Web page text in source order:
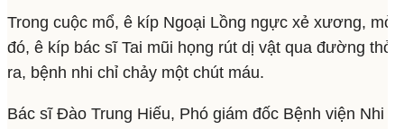
Trong cuộc mổ, ê kíp Ngoại Lồng ngực xẻ xương, mở
đó, ê kíp bác sĩ Tai mũi họng rút dị vật qua đường
ra, bệnh nhi chỉ chảy một chút máu.
Bác sĩ Đào Trung Hiếu, Phó giám đốc Bệnh viện Nhi